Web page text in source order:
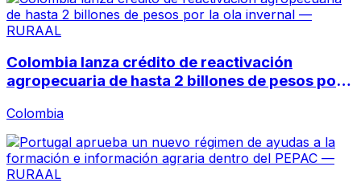
Colombia lanza crédito de reactivación
agropecuaria de hasta 2 billones de pesos por
Colombia